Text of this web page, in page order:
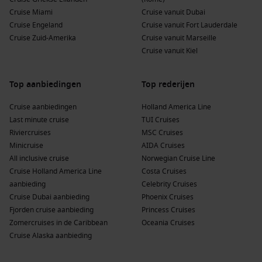
Proef lokale wijnen:
Santa Barbara is omgeven door
verschillende wijnhuizen. Veel lokale verhuurbedrijven
bieden excursies aan naar de wijnhuizen in de
nabijgelegen Santa Ynez Valley.
Buienhavens voor en na Santa Barbara
worden bezocht:
kabeltrams. Bezoekers kunnen Alcatraz Island verkennen
San Diego, California, USA:
Beroemd om zijn prachtige
weer en stranden, biedt San Diego een scala aan
activiteiten, van de wereldberoemde San Diego Zoo tot het
historische Gaslamp Quarter.
Cruise Miami
Cruise Engeland
Cruise Zuid-Amerika
Cruise vanuit Dubai
Cruise vanuit Fort Lauderdale
Cruise vanuit Marseille
Cruise vanuit Kiel
Top aanbiedingen
Cruise aanbiedingen
Last minute cruise
Riviercruises
Minicruise
All inclusive cruise
Cruise Holland America Line
aanbieding
Cruise Dubai aanbieding
Fjorden cruise aanbieding
Zomercruises in de Caribbean
Cruise Alaska aanbieding
Top rederijen
Holland America Line
TUI Cruises
MSC Cruises
AIDA Cruises
Norwegian Cruise Line
Costa Cruises
Celebrity Cruises
Phoenix Cruises
Princess Cruises
Oceania Cruises